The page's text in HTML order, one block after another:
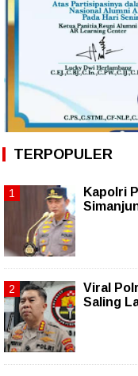
TERPOPULER
Kapolri
Viral
Saling